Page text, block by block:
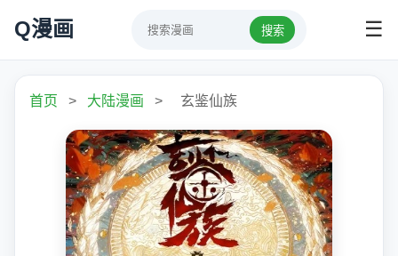
Q漫画 搜索 ☰
首页 > 大陆漫画 > 玄鉴仙族